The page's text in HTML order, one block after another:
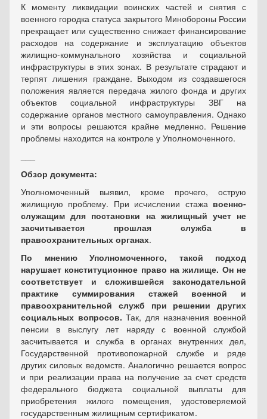
К моменту ликвидации воинских частей и снятия с
военного городка статуса закрытого Минобороны России
прекращает или существенно снижает финансирование
расходов на содержание и эксплуатацию объектов
жилищно-коммунального хозяйства и социальной
инфраструктуры в этих зонах. В результате страдают и
терпят лишения граждане. Выходом из создавшегося
положения является передача жилого фонда и других
объектов социальной инфраструктуры ЗВГ на
содержание органов местного самоуправления. Однако
и эти вопросы решаются крайне медленно. Решение
проблемы находится на контроле у Уполномоченного.
Обзор документа:
Уполномоченный выявил, кроме прочего, острую
жилищную проблему. При исчислении стажа военно­
служащим для постановки на жилищный учет не
засчитывается прошлая служба в
правоохранительных органах.
По мнению Уполномоченного, такой подход
нарушает конституционное право на жилище. Он не
соответствует и сложившейся законодательной
практике суммирования стажей военной и
правоохранительной служб при решении других
социальных вопросов. Так, для назначения военной
пенсии в выслугу лет наряду с военной службой
засчитывается и служба в органах внутренних дел,
Государственной противопожарной службе и ряде
других силовых ведомств . Аналогично решается вопрос
и при реализации права на получение за счет средств
федерального бюджета социальной выплаты для
приобретения жилого помещения, удостоверяемой
государственным жилищным сертификатом .